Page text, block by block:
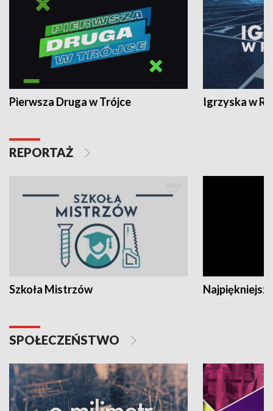
Pierwsza Druga w Trójce Igrzyska w
REPORTAŻ
Szkoła Mistrzów
SPOŁECZEŃSTWO